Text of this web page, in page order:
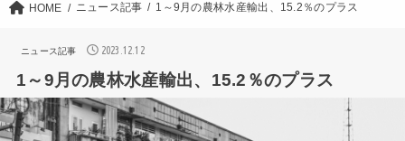
HOME ニュース記事 1～9月の農林水産輸出、15.2％のプラス
ニュース記事 2023.12.12
1～9月の農林水産輸出、15.2％のプラス